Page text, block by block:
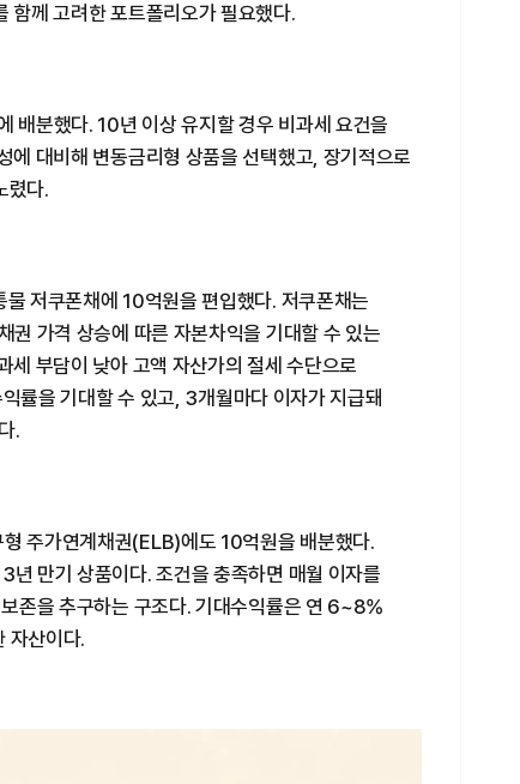
함께 고려한 포트폴리오가 필요했다.
배분했다. 10년 이상 유지할 경우 비과세 요건을
에 대비해 변동금리형 상품을 선택했고, 장기적으로
렸다.
저쿠폰채에 10억원을 편입했다. 저쿠폰채는
권 가격 상승에 따른 자본차익을 기대할 수 있는
세 부담이 낮아 고액 자산가의 절세 수단으로
률을 기대할 수 있고, 3개월마다 이자가 지급돼
.
주가연계채권(ELB)에도 10억원을 배분했다.
만기 상품이다. 조건을 충족하면 매월 이자를
존을 추구하는 구조다. 기대수익률은 연 6~8%
자산이다.